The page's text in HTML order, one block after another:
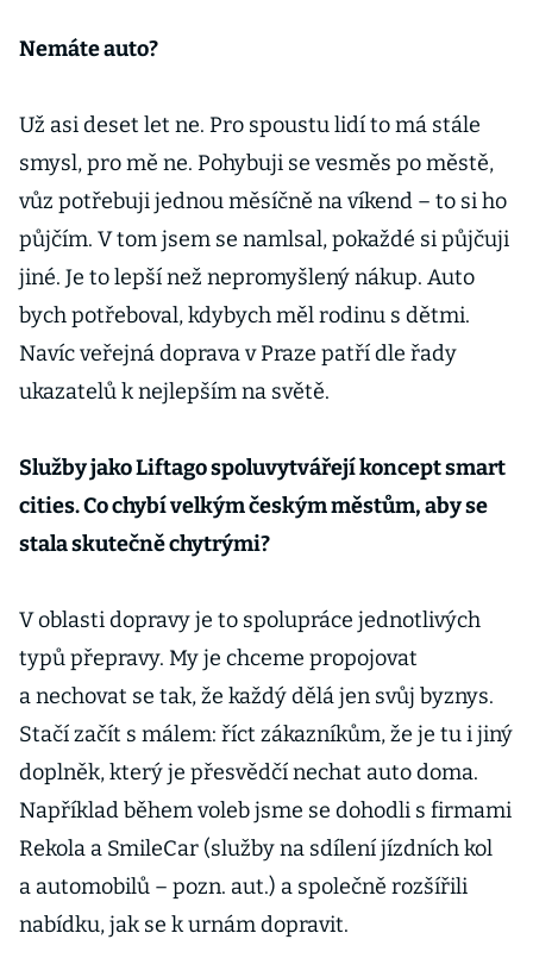
Nemáte auto?
Už asi deset let ne. Pro spoustu lidí to má stále
smysl, pro mě ne. Pohybuji se vesměs po městě,
vůz potřebuji jednou měsíčně na víkend – to si ho
půjčím. V tom jsem se namlsal, pokaždé si půjčuji
jiné. Je to lepší než nepromyšlený nákup. Auto
bych potřeboval, kdybych měl rodinu s dětmi.
Navíc veřejná doprava v Praze patří dle řady
ukazatelů k nejlepším na světě.
Služby jako Liftago spoluvytvářejí koncept smart
cities. Co chybí velkým českým městům, aby se
stala skutečně chytrými?
V oblasti dopravy je to spolupráce jednotlivých
typů přepravy. My je chceme propojovat
a nechovat se tak, že každý dělá jen svůj byznys.
Stačí začít s málem: říct zákazníkům, že je tu i jiný
doplněk, který je přesvědčí nechat auto doma.
Například během voleb jsme se dohodli s firmami
Rekola a SmileCar (služby na sdílení jízdních kol
a automobilů – pozn. aut.) a společně rozšířili
nabídku, jak se k urnám dopravit.